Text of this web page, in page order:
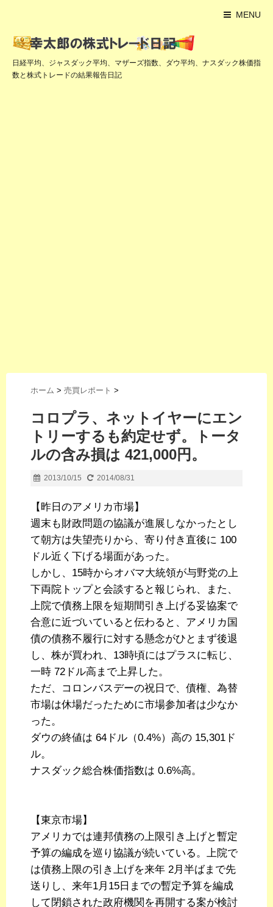
MENU
日経平均、ジャスダック平均、マザーズ指数、ダウ平均、ナスダック株価指
数と株式トレードの結果報告日記
ホーム > 売買レポート >
コロプラ、ネットイヤーにエン
トリーするも約定せず。トータ
ルの含み損は 421,000円。
2013/10/15 2014/08/31
【昨日のアメリカ市場】
週末も財政問題の協議が進展しなかったとし
て朝方は失望売りから、寄り付き直後に 100
ドル近く下げる場面があった。
しかし、15時からオバマ大統領が与野党の上
下両院トップと会談すると報じられ、また、
上院で債務上限を短期間引き上げる妥協案で
合意に近づいていると伝わると、アメリカ国
債の債務不履行に対する懸念がひとまず後退
し、株が買われ、13時頃にはプラスに転じ、
一時 72ドル高まで上昇した。
ただ、コロンバスデーの祝日で、債権、為替
市場は休場だったために市場参加者は少なか
った。
ダウの終値は 64ドル（0.4%）高の 15,301ド
ル。
ナスダック総合株価指数は 0.6%高。
【東京市場】
アメリカでは連邦債務の上限引き上げと暫定
予算の編成を巡り協議が続いている。上院で
は債務上限の引き上げを来年 2月半ばまで先
送りし、来年1月15日までの暫定予算を編成
して閉鎖された政府機関を再開する案が検討